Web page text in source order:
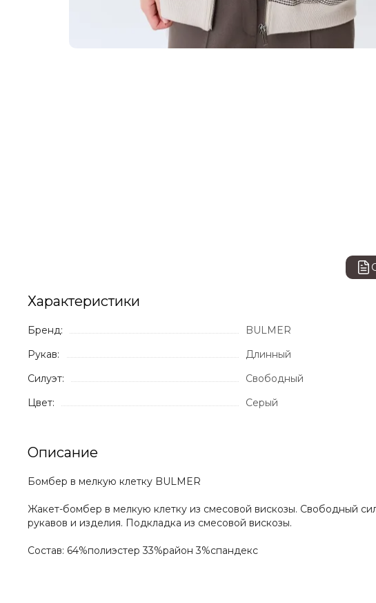
Характеристики
Бренд:
BULMER
Рукав:
Длинный
Силуэт:
Свободный
Цвет:
Серый
Описание
Бомбер в мелкую клетку BULMER
Жакет-бомбер в мелкую клетку из смесовой вискозы. Свободный
рукавов и изделия. Подкладка из смесовой вискозы.
Состав: 64%полиэстер 33%район 3%спандекс